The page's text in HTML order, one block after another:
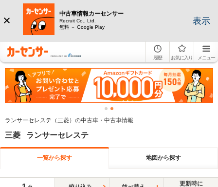
中古車情報カーセンサー
Recruit Co., Ltd.
無料 － Google Play
表示
履歴 お気に入り メニュー
ランサーセレステ（三菱）の中古車・中古車情報
三菱 ランサーセレステ
一覧から探す 地図から探す
更新時に